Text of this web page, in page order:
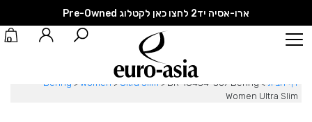
ארו-אסיה יד2 לחצו כאן לקטלוג Pre-Owned
0
דף הבית >
Bering > Women > Ultra Slim > BR-18434-369 Bering
Women Ultra Slim